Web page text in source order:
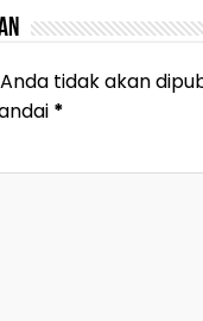
tidak akan
*